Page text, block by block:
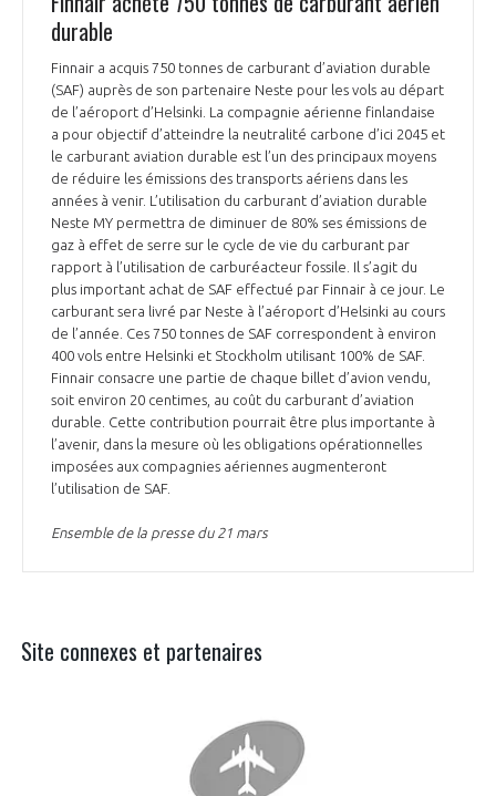
durable
Finnair a acquis 750 tonnes de carburant d’aviation durable
(SAF) auprès de son partenaire Neste pour les vols au départ
de l’aéroport d’Helsinki. La compagnie aérienne finlandaise
a pour objectif d’atteindre la neutralité carbone d’ici 2045 et
le carburant aviation durable est l’un des principaux moyens
de réduire les émissions des transports aériens dans les
années à venir. L’utilisation du carburant d’aviation durable
Neste MY permettra de diminuer de 80% ses émissions de
gaz à effet de serre sur le cycle de vie du carburant par
rapport à l’utilisation de carburéacteur fossile. Il s’agit du
plus important achat de SAF effectué par Finnair à ce jour. Le
carburant sera livré par Neste à l’aéroport d’Helsinki au cours
de l’année. Ces 750 tonnes de SAF correspondent à environ
400 vols entre Helsinki et Stockholm utilisant 100% de SAF.
Finnair consacre une partie de chaque billet d’avion vendu,
soit environ 20 centimes, au coût du carburant d’aviation
durable. Cette contribution pourrait être plus importante à
l’avenir, dans la mesure où les obligations opérationnelles
imposées aux compagnies aériennes augmenteront
l’utilisation de SAF.
Ensemble de la presse du 21 mars
Site connexes et partenaires